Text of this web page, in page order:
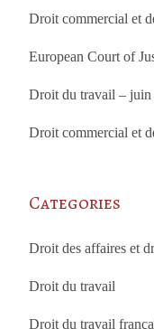
Droit commercial et
European Court of
Droit du travail – juin
Droit commercial et
Categories
Droit des affaires et
Droit du travail
Droit du travail